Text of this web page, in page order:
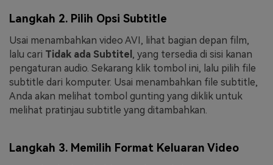
Langkah 2. Pilih Opsi Subtitle
Usai menambahkan video AVI, lihat bagian depan film,
lalu cari Tidak ada Subtitel , yang tersedia di sisi kanan
pengaturan audio. Sekarang klik tombol ini, lalu pilih file
subtitle dari komputer. Usai menambahkan file subtitle,
Anda akan melihat tombol gunting yang diklik untuk
melihat pratinjau subtitle yang ditambahkan.
Langkah 3. Memilih Format Keluaran Video